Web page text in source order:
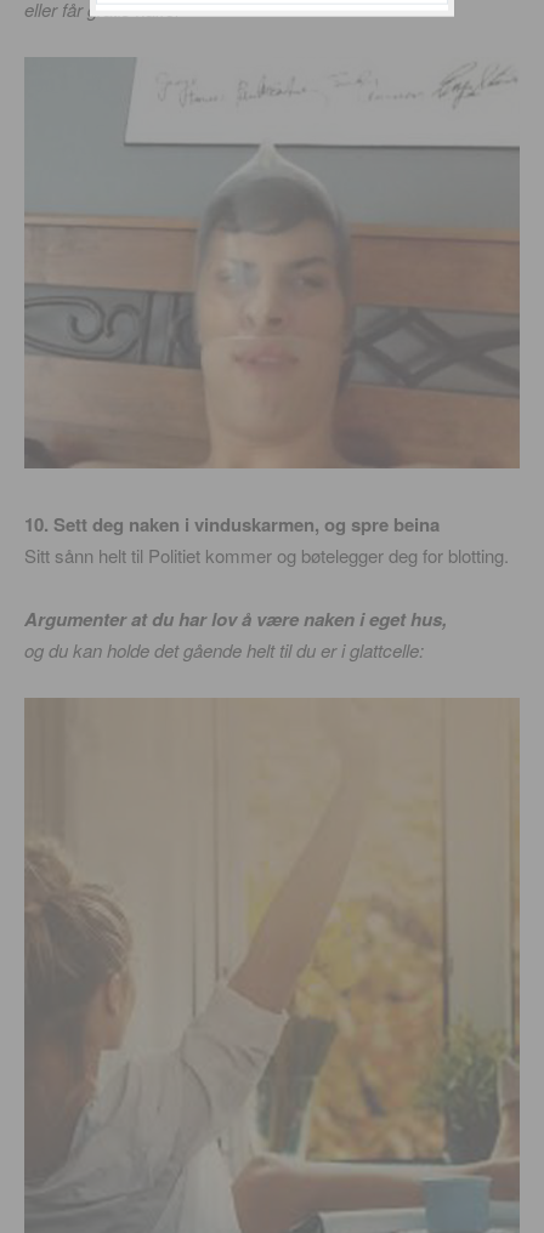
eller får gratis kaffe!
10. Sett deg naken i vinduskarmen, og spre beina
Sitt sånn helt til Politiet kommer og bøtelegger deg for blotting.
Argumenter at du har lov å være naken i eget hus,
og du kan holde det gående helt til du er i glattcelle: